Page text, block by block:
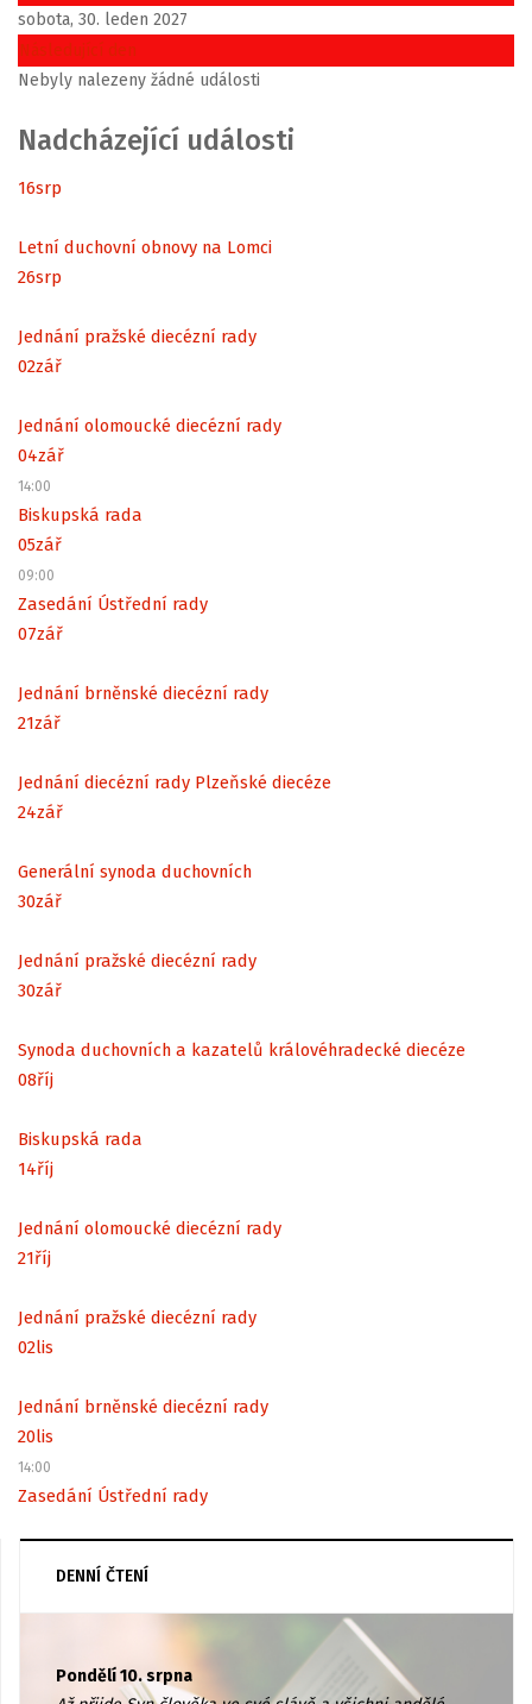
sobota, 30. leden 2027
Následující den
Nebyly nalezeny žádné události
Nadcházející události
16srp
Letní duchovní obnovy na Lomci
26srp
Jednání pražské diecézní rady
02zář
Jednání olomoucké diecézní rady
04zář
14:00
Biskupská rada
05zář
09:00
Zasedání Ústřední rady
07zář
Jednání brněnské diecézní rady
21zář
Jednání diecézní rady Plzeňské diecéze
24zář
Generální synoda duchovních
30zář
Jednání pražské diecézní rady
30zář
Synoda duchovních a kazatelů královéhradecké diecéze
08říj
Biskupská rada
14říj
Jednání olomoucké diecézní rady
21říj
Jednání pražské diecézní rady
02lis
Jednání brněnské diecézní rady
20lis
14:00
Zasedání Ústřední rady
DENNÍ ČTENÍ
Pondělí 10. srpna